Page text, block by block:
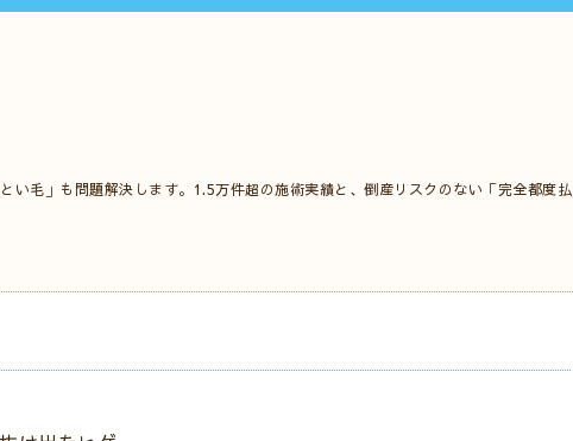
毛」も問題解決します。1.5万件超の施術実績と、倒産リスクのない「完全都度払